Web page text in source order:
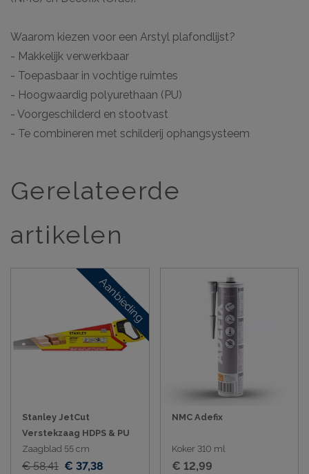
Waarom kiezen voor een Arstyl plafondlijst?
- Makkelijk verwerkbaar
- Toepasbaar in vochtige ruimtes
- Hoogwaardig polyurethaan (PU)
- Voorgeschilderd en stootvast
- Te combineren met schilderij ophangsysteem
Gerelateerde
artikelen
Aanbieding
Stanley JetCut
Verstekzaag HDPS & PU
Zaagblad 55 cm
€ 58,41 € 37,38
NMC Adefix
Koker 310 ml
€ 12,99